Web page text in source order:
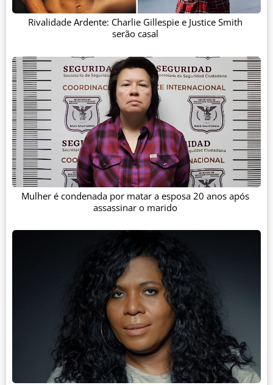
Rivalidade Ardente: Charlie Gillespie e Justice Smith
serão casal
Mulher é condenada por matar a esposa 20 anos após
assassinar o marido